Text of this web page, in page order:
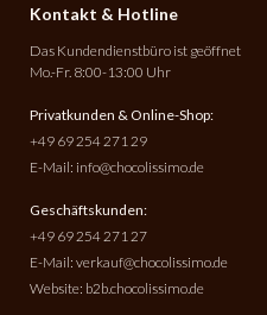
Kontakt & Hotline
Das Kundendienstbüro ist geöffnet
Mo.-Fr. 8:00-13:00 Uhr
Privatkunden & Online-Shop:
+49 69 254 271 29
E-Mail: info@chocolissimo.de
Geschäftskunden:
+49 69 254 271 27
E-Mail: verkauf@chocolissimo.de
Website: b2b.chocolissimo.de